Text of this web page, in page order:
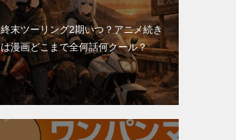
終末ツーリング2期いつ？アニメ続き
は漫画どこまで全何話何クール？